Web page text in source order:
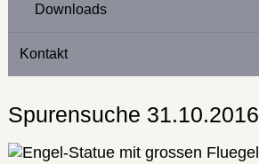
Downloads
Kontakt
Spurensuche 31.10.2016